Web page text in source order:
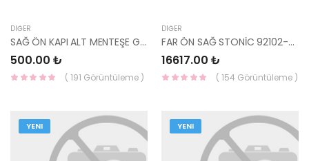
DIĞER
SAĞ ÖN KAPI ALT MENTEŞE GETZ 79325-1C000-HMC
500.00 ₺
( 191 Görüntüleme )
DIĞER
FAR ÖN SAĞ STONİC 92102-H8410-YS
16617.00 ₺
( 154 Görüntüleme )
YENI YENI